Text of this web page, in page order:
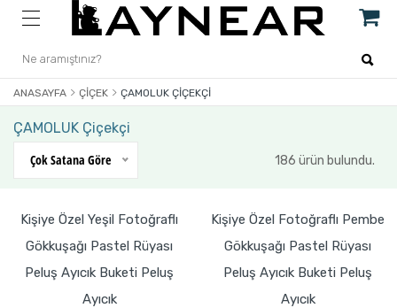
ANASAYFA ÇIÇEK ÇAMOLUK ÇIÇEKÇI
ÇAMOLUK Çiçekçi
Çok Satana Göre
186 ürün bulundu.
Kişiye Özel Yeşil Fotoğraflı
Gökkuşağı Pastel Rüyası
Peluş Ayıcık Buketi Peluş
Ayıcık
Kişiye Özel Fotoğraflı Pembe
Gökkuşağı Pastel Rüyası
Peluş Ayıcık Buketi Peluş
Ayıcık